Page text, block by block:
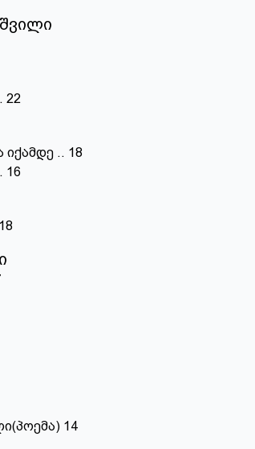
22
იქამდე .. 18
16
18
14